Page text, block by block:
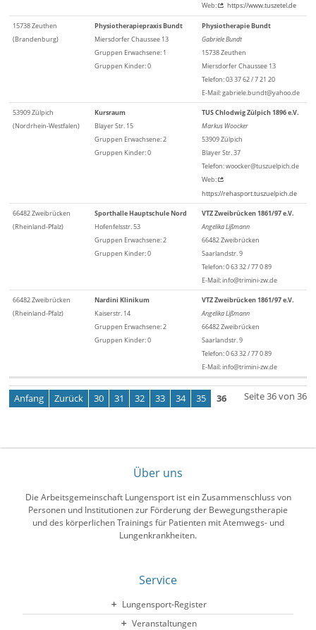
Web:
https://www.tuszetel.de
15738 Zeuthen
(Brandenburg)
Physiotherapiepraxis Bundt
Miersdorfer Chaussee 13
Gruppen Erwachsene: 1
Gruppen Kinder: 0
Physiotherapie Bundt
Gabriele Bundt
15738 Zeuthen
Miersdorfer Chaussee 13
Telefon: 03 37 62 / 7 21 20
E-Mail: gabriele.bundt@yahoo.de
53909 Zülpich
(Nordrhein-Westfalen)
Kursraum
Blayer Str. 15
Gruppen Erwachsene: 2
Gruppen Kinder: 0
TUS Chlodwig Zülpich 1896 e.V.
Markus Woocker
53909 Zülpich
Blayer Str. 37
Telefon: woocker@tuszuelpich.de
Web:
https://rehasport.tuszuelpich.de
66482 Zweibrücken
(Rheinland-Pfalz)
Sporthalle Hauptschule Nord
Hofenfelsstr. 53
Gruppen Erwachsene: 2
Gruppen Kinder: 0
VTZ Zweibrücken 1861/97 e.V.
Angelika Lißmann
66482 Zweibrücken
Saarlandstr. 9
Telefon: 0 63 32 / 77 0 89
E-Mail: info@trimini-zw.de
66482 Zweibrücken
(Rheinland-Pfalz)
Nardini Klinikum
Kaiserstr. 14
Gruppen Erwachsene: 2
Gruppen Kinder: 0
VTZ Zweibrücken 1861/97 e.V.
Angelika Lißmann
66482 Zweibrücken
Saarlandstr. 9
Telefon: 0 63 32 / 77 0 89
E-Mail: info@trimini-zw.de
Seite 36 von 36
Anfang Zurück 30 31 32 33 34 35 36
Über uns
Die Arbeitsgemeinschaft Lungensport ist ein Zusammenschluss von
Personen und Institutionen zur Förderung der Bewegungstherapie
und des körperlichen Trainings für Patienten mit Atemwegs- und
Lungenkrankheiten.
Service
Lungensport-Register
Veranstaltungen